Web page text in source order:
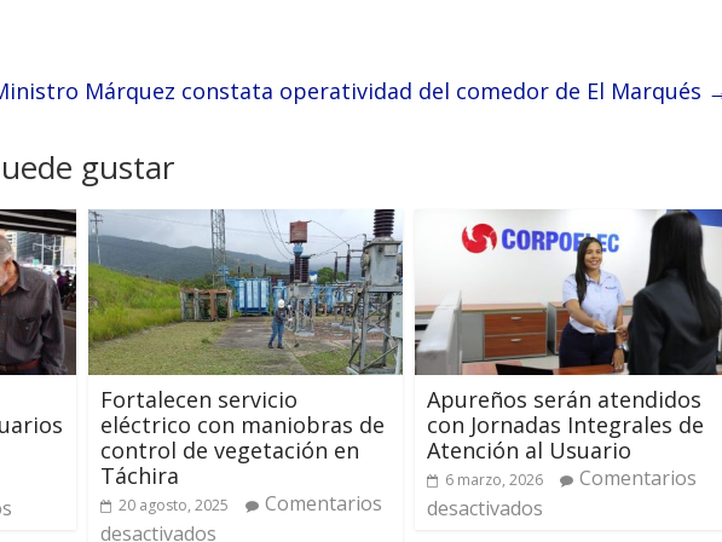
Márquez constata operatividad del comedor de El Marqués
gustar
Fortalecen servicio
eléctrico con maniobras de
control de vegetación en
Táchira
20 agosto, 2025
Comentarios
desactivados
Apureños serán atendidos
con Jornadas Integrales de
Atención al Usuario
6 marzo, 2026
Comentarios
desactivados